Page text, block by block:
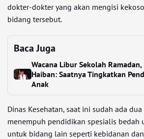
dokter-dokter yang akan mengisi
bidang tersebut.
Baca Juga
Wacana Libur Sekolah
Haiban: Saatnya Tingkatkan
Anak
Dinas Kesehatan, saat ini sudah ada
menempuh pendidikan spesialis bedah
untuk bidang lain seperti kebidanan